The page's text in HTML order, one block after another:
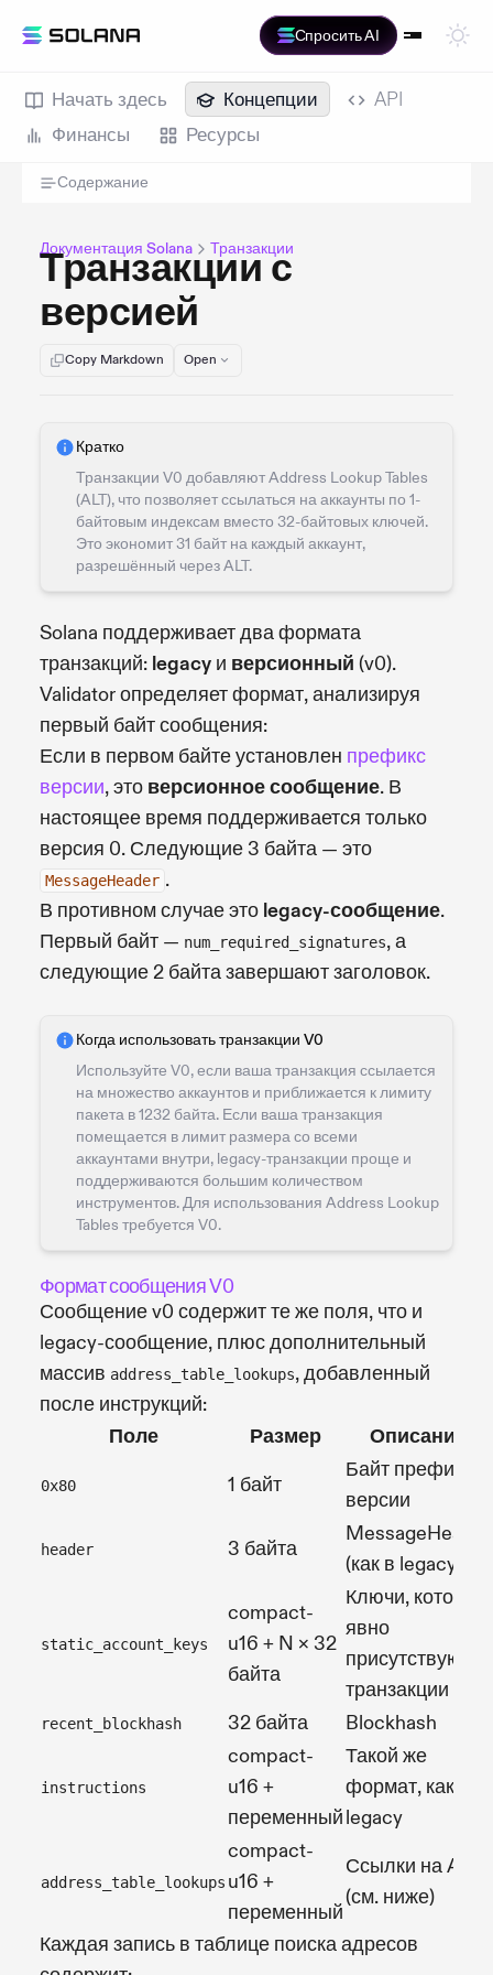
Спросить AI
Начать здесь Концепции
API
Финансы
Ресурсы
Содержание
Документация Solana Транзакции
Транзакции с
версией
Copy Markdown Open
Кратко
Транзакции V0 добавляют Address Lookup Tables
(ALT), что позволяет ссылаться на аккаунты по 1-
байтовым индексам вместо 32-байтовых ключей.
Это экономит 31 байт на каждый аккаунт,
разрешённый через ALT.
Solana поддерживает два формата
транзакций: legacy и версионный (v0).
Validator определяет формат, анализируя
первый байт сообщения:
Если в первом байте установлен префикс
версии, это версионное сообщение. В
настоящее время поддерживается только
версия 0. Следующие 3 байта — это
MessageHeader .
В противном случае это legacy-сообщение.
Первый байт — num_required_signatures, а
следующие 2 байта завершают заголовок.
Когда использовать транзакции V0
Используйте V0, если ваша транзакция ссылается
на множество аккаунтов и приближается к лимиту
пакета в 1232 байта. Если ваша транзакция
помещается в лимит размера со всеми
аккаунтами внутри, legacy-транзакции проще и
поддерживаются большим количеством
инструментов. Для использования Address Lookup
Tables требуется V0.
Формат сообщения V0
Сообщение v0 содержит те же поля, что и
legacy-сообщение, плюс дополнительный
массив address_table_lookups, добавленный
после инструкций:
Поле
Размер Описание
0x80 1 байт
Байт префикса
версии
header 3 байта
MessageHeader
(как в legacy)
static_account_keys
compact-
u16 + N × 32
байта
Ключи, которые
явно
присутствуют в
транзакции
recent_blockhash 32 байта Blockhash
instructions
compact-
u16 +
переменный
Такой же
формат, как в
legacy
address_table_lookups
compact-
u16 +
переменный
Ссылки на ALT
(см. ниже)
Каждая запись в таблице поиска адресов